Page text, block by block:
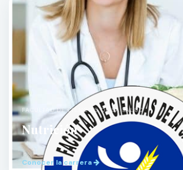
FACULTAD DE CIENCIAS DE LA SALUD
Nutrición
Conocer la carrera